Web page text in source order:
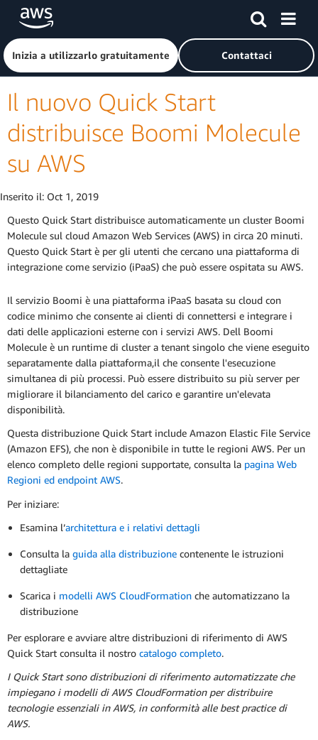
Passa al contenuto principale
Fai clic qui per tornare alla home page di Amazon Web
Inizia a utilizzarlo gratuitamente Contattaci
Il nuovo Quick Start
distribuisce Boomi Molecule
su AWS
Inserito il: Oct 1, 2019
Questo Quick Start distribuisce automaticamente un cluster Boomi
Molecule sul cloud Amazon Web Services (AWS) in circa 20 minuti.
Questo Quick Start è per gli utenti che cercano una piattaforma di
integrazione come servizio (iPaaS) che può essere ospitata su AWS.
Il servizio Boomi è una piattaforma iPaaS basata su cloud con
codice minimo che consente ai clienti di connettersi e integrare i
dati delle applicazioni esterne con i servizi AWS. Dell Boomi
Molecule è un runtime di cluster a tenant singolo che viene eseguito
separatamente dalla piattaforma,il che consente l'esecuzione
simultanea di più processi. Può essere distribuito su più server per
migliorare il bilanciamento del carico e garantire un'elevata
disponibilità.
Questa distribuzione Quick Start include Amazon Elastic File Service
(Amazon EFS), che non è disponibile in tutte le regioni AWS. Per un
elenco completo delle regioni supportate, consulta la pagina Web
Regioni ed endpoint AWS.
Per iniziare:
Esamina l’architettura e i relativi dettagli
Consulta la guida alla distribuzione contenente le istruzioni
dettagliate
Scarica i modelli AWS CloudFormation che automatizzano la
distribuzione
Per esplorare e avviare altre distribuzioni di riferimento di AWS
Quick Start consulta il nostro catalogo completo.
I Quick Start sono distribuzioni di riferimento automatizzate che
impiegano i modelli di AWS CloudFormation per distribuire
tecnologie essenziali in AWS, in conformità alle best practice di
AWS.